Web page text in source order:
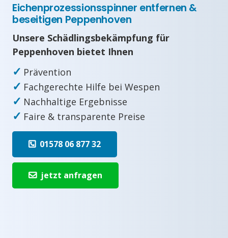
Eichenprozessionsspinner entfernen &
beseitigen Peppenhoven
Unsere Schädlingsbekämpfung für
Peppenhoven bietet Ihnen
✓ Prävention
✓ Fachgerechte Hilfe bei Wespen
✓ Nachhaltige Ergebnisse
✓ Faire & transparente Preise
01578 06 877 32
jetzt anfragen